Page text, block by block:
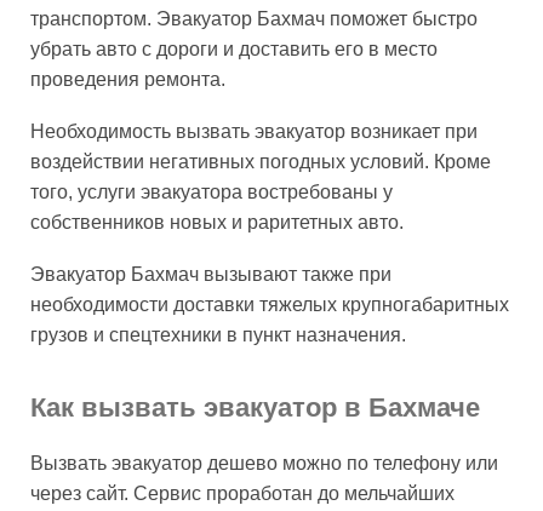
транспортом. Эвакуатор Бахмач поможет быстро
убрать авто с дороги и доставить его в место
проведения ремонта.
Необходимость вызвать эвакуатор возникает при
воздействии негативных погодных условий. Кроме
того, услуги эвакуатора востребованы у
собственников новых и раритетных авто.
Эвакуатор Бахмач вызывают также при
необходимости доставки тяжелых крупногабаритных
грузов и спецтехники в пункт назначения.
Как вызвать эвакуатор в Бахмаче
Вызвать эвакуатор дешево можно по телефону или
через сайт. Сервис проработан до мельчайших